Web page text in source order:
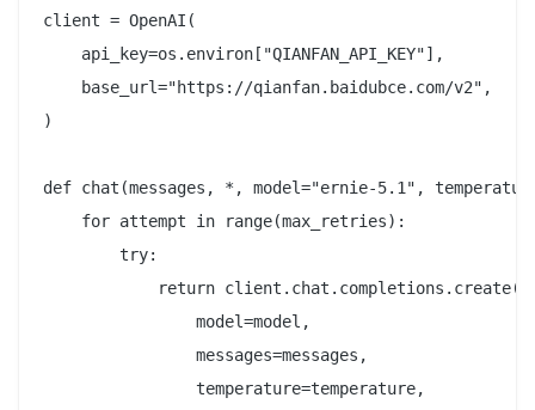
client = OpenAI(
    api_key=os.environ["QIANFAN_API_KEY"],
    base_url="https://qianfan.baidubce.com/v2",
)
def chat(messages, *, model="ernie-5.1",
    for attempt in range(max_retries):
        try:
            return client.chat.completions.create(
                model=model,
                messages=messages,
                temperature=temperature,